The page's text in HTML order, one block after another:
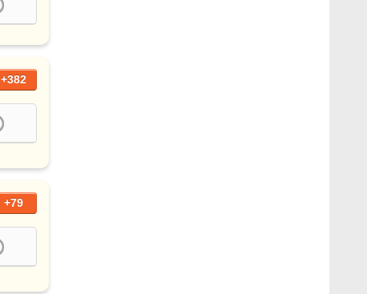
+382
+79